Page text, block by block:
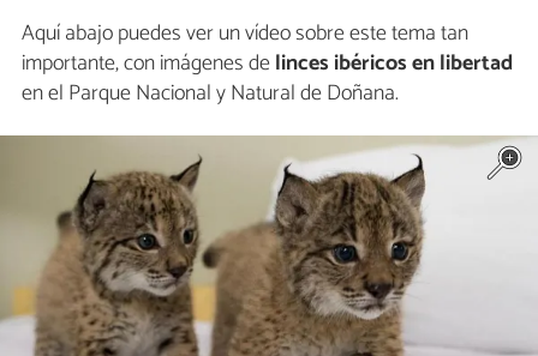
Aquí abajo puedes ver un vídeo sobre este tema tan
importante, con imágenes delinces ibéricos en libertad
en el Parque Nacional y Natural de Doñana.